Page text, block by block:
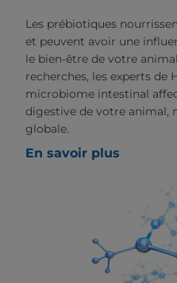
Les prébiotiques
et peuvent avoir une
le bien-être de votre
recherches, les experts de
microbiome intestinal
digestive de votre animal,
globale.
En savoir plus